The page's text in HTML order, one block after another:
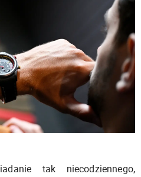
tak niecodziennego,